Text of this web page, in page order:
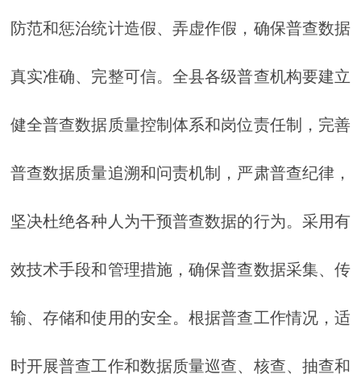
防范和惩治统计造假、弄虚作假，确保普查数据
真实准确、完整可信。全县各级普查机构要建立
健全普查数据质量控制体系和岗位责任制，完善
普查数据质量追溯和问责机制，严肃普查纪律，
坚决杜绝各种人为干预普查数据的行为。采用有
效技术手段和管理措施，确保普查数据采集、传
输、存储和使用的安全。根据普查工作情况，适
时开展普查工作和数据质量巡查、核查、抽查和